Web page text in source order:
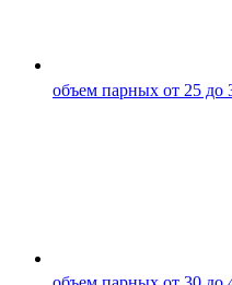
объем парных от 25 до